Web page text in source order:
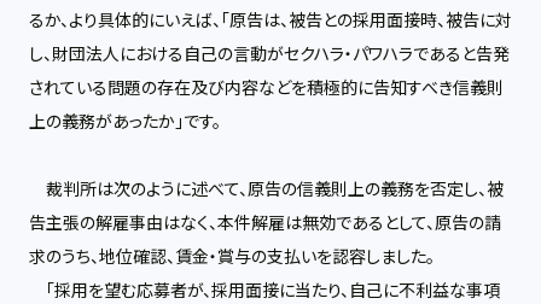
るか、より具体的にいえば、「原告は、被告との採用面接時、被告に対
し、財団法人における自己の言動がセクハラ・パワハラであると告発
されている問題の存在及び内容などを積極的に告知すべき信義則
上の義務があったか」です。
裁判所は次のように述べて、原告の信義則上の義務を否定し、被
告主張の解雇事由はなく、本件解雇は無効であるとして、原告の請
求のうち、地位確認、賃金・賞与の支払いを認容しました。
「採用を望む応募者が、採用面接に当たり、自己に不利益な事項